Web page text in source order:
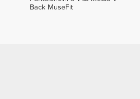
Back MuseFit